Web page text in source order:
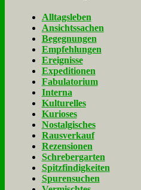
Alltagsleben
Ansichtssachen
Begegnungen
Empfehlungen
Ereignisse
Expeditionen
Fabulatorium
Interna
Kulturelles
Kurioses
Nostalgisches
Rausverkauf
Rezensionen
Schrebergarten
Spitzfindigkeiten
Spurensuchen